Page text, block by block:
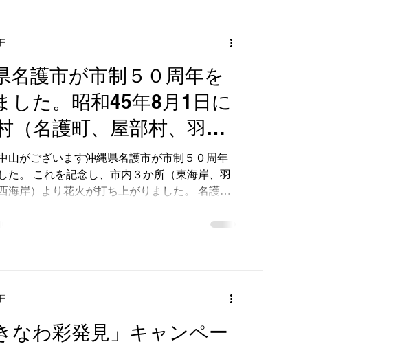
海 古宇利島 美ら海水族館
名護市が市制５０周年を
した。昭和45年8月1日に
（名護町、屋部村、羽地
我地村、久志村）合併で
リエッタ中山も皆様に愛
ホテルを目指し名護市と
長して参ります。
山がございます沖縄県名護市が市制５０周年
た。 これを記念し、市内３か所（東海岸、羽
海岸）より花火が打ち上がりました。 名護市
年（1970年）8月1日に 1町4村（名護町、屋部
、屋我地村、久志村）の合併によって...
なわ彩発見」キャンペー